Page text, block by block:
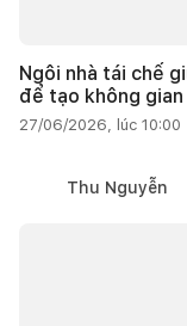
Ngôi nhà tái chế
để tạo không
27/06/2026, lúc 10:00
Thu Nguyễn